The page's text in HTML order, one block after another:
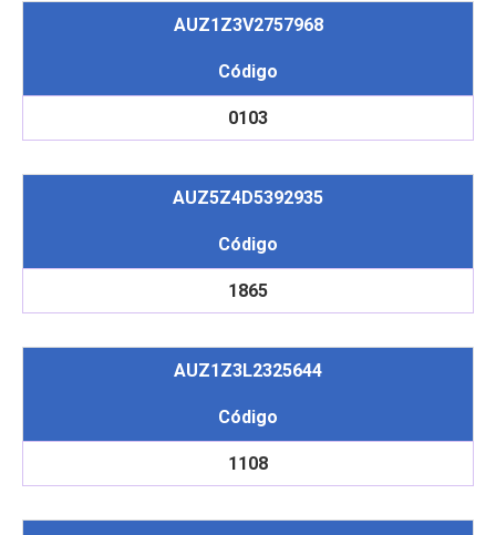
AUZ1Z3V2757968
Código
0103
AUZ5Z4D5392935
Código
1865
AUZ1Z3L2325644
Código
1108